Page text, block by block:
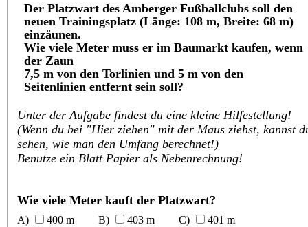
Der Platzwart des Amberger Fußballclubs soll den
neuen Trainingsplatz (Länge: 108 m, Breite: 68 m)
einzäunen.
Wie viele Meter muss er im Baumarkt kaufen, wenn
der Zaun
7,5 m von den Torlinien und 5 m von den
Seitenlinien entfernt sein soll?
Unter der Aufgabe findest du eine kleine Hilfestellung!
(Wenn du bei "Hier ziehen" mit der Maus ziehst, kannst
sehen, wie man den Umfang berechnet!)
Benutze ein Blatt Papier als Nebenrechnung!
Wie viele Meter kauft der Platzwart?
400 m 403 m
401 m